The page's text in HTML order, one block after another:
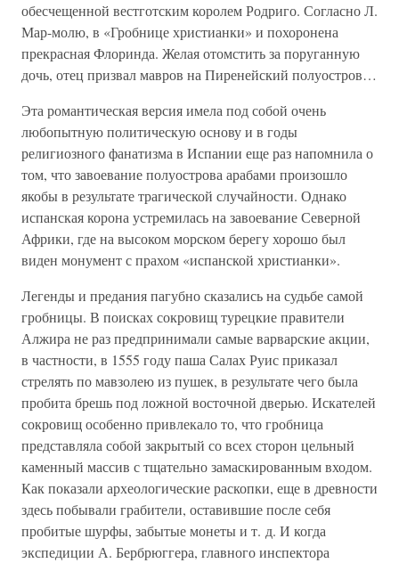
обесчещенной вестготским королем Родриго. Согласно Л.
Мар-молю, в «Гробнице христианки» и похоронена
прекрасная Флоринда. Желая отомстить за поруганную
дочь, отец призвал мавров на Пиренейский полуостров…
Эта романтическая версия имела под собой очень
любопытную политическую основу и в годы
религиозного фанатизма в Испании еще раз напомнила о
том, что завоевание полуострова арабами произошло
якобы в результате трагической случайности. Однако
испанская корона устремилась на завоевание Северной
Африки, где на высоком морском берегу хорошо был
виден монумент с прахом «испанской христианки».
Легенды и предания пагубно сказались на судьбе самой
гробницы. В поисках сокровищ турецкие правители
Алжира не раз предпринимали самые варварские акции,
в частности, в 1555 году паша Салах Руис приказал
стрелять по мавзолею из пушек, в результате чего была
пробита брешь под ложной восточной дверью. Искателей
сокровищ особенно привлекало то, что гробница
представляла собой закрытый со всех сторон цельный
каменный массив с тщательно замаскированным входом.
Как показали археологические раскопки, еще в древности
здесь побывали грабители, оставившие после себя
пробитые шурфы, забытые монеты и т. д. И когда
экспедиции А. Бербрюггера, главного инспектора